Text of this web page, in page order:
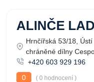
ALINČE
Hrnčířská 53/18,
chráněné dílny
+420 603 929 196
0
( 0 hodnocení )